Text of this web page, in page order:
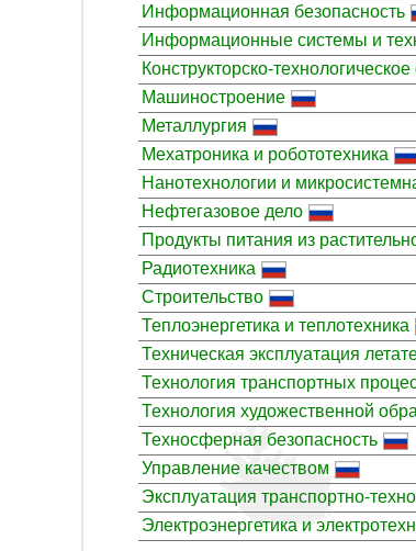
Информационная безопасность
Информационные системы и
Конструкторско-
Машиностроение
Металлургия
Мехатроника и робототехника
Нанотехнологии и
Нефтегазовое дело
Продукты питания из
Радиотехника
Строительство
Теплоэнергетика и теплотехника
Техническая эксплуатация
Технология транспортных
Технология художественной
Техносферная безопасность
Управление качеством
Эксплуатация транспортно-
Электроэнергетика и